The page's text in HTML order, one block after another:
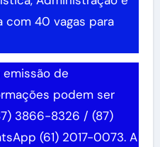
com 40 vagas para
de
podem ser
3866-8326 / (87)
(61) 2017-0073. A